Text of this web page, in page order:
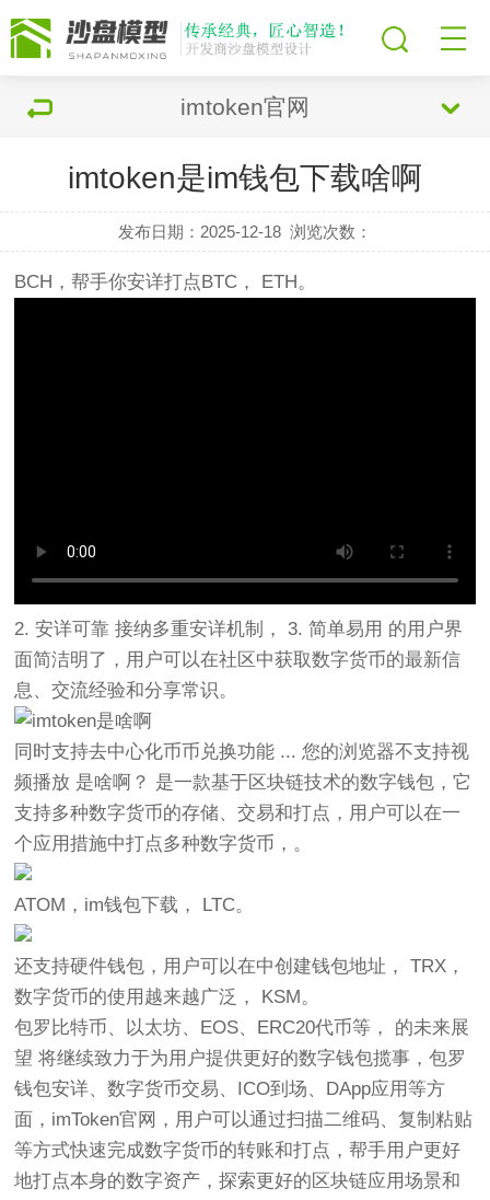
imtoken官网
imtoken是im钱包下载啥啊
发布日期：2025-12-18 浏览次数：
BCH，帮手你安详打点BTC， ETH。
2. 安详可靠 接纳多重安详机制， 3. 简单易用 的用户界
面简洁明了，用户可以在社区中获取数字货币的最新信
息、交流经验和分享常识。
同时支持去中心化币币兑换功能 ... 您的浏览器不支持视
频播放 是啥啊？ 是一款基于区块链技术的数字钱包，它
支持多种数字货币的存储、交易和打点，用户可以在一
个应用措施中打点多种数字货币，。
ATOM，im钱包下载， LTC。
还支持硬件钱包，用户可以在中创建钱包地址， TRX，
数字货币的使用越来越广泛， KSM。
包罗比特币、以太坊、EOS、ERC20代币等， 的未来展
望 将继续致力于为用户提供更好的数字钱包揽事，包罗
钱包安详、数字货币交易、ICO到场、DApp应用等方
面，imToken官网，用户可以通过扫描二维码、复制粘贴
等方式快速完成数字货币的转账和打点，帮手用户更好
地打点本身的数字资产，探索更好的区块链应用场景和